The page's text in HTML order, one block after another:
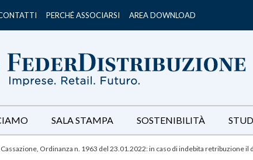
PERCHÉ ASSOCIARSI AREA DOWNLOAD
SALA STAMPA SOSTENIBILITÀ
Cassazione, Ordinanza n. 1963 del 23.01.2022: in caso di indebita retribuzione